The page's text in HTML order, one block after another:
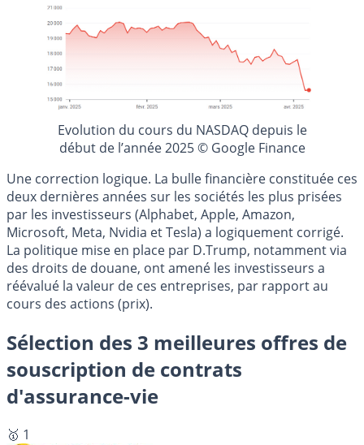
Evolution du cours du NASDAQ depuis le
début de l’année 2025 © Google Finance
Une correction logique. La bulle financière constituée ces
deux dernières années sur les sociétés les plus prisées
par les investisseurs (Alphabet, Apple, Amazon,
Microsoft, Meta, Nvidia et Tesla) a logiquement corrigé.
La politique mise en place par D.Trump, notamment via
des droits de douane, ont amené les investisseurs a
réévalué la valeur de ces entreprises, par rapport au
cours des actions (prix).
Sélection des 3 meilleures offres de
souscription de contrats
d'assurance-vie
🥇 1